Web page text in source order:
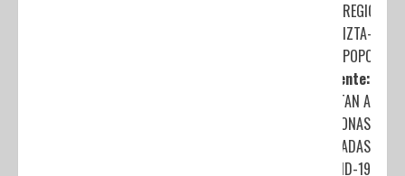
REGIÓN
IZTA-
POPO
Siguiente:
INVITAN A
PERSONAS
RECUPERADAS
DE COVID-19